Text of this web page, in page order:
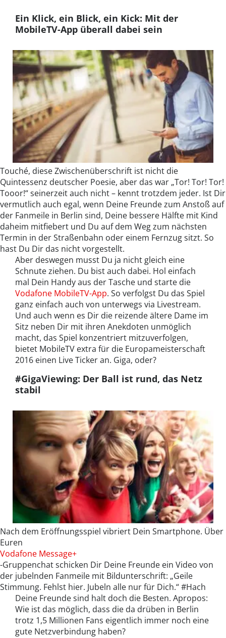
Ein Klick, ein Blick, ein Kick: Mit der
MobileTV-App überall dabei sein
Touché, diese Zwischenüberschrift ist nicht die
Quintessenz deutscher Poesie, aber das war „Tor! Tor! Tor!
Tooor!“ seinerzeit auch nicht – kennt trotzdem jeder. Ist Dir
vermutlich auch egal, wenn Deine Freunde zum Anstoß auf
der Fanmeile in Berlin sind, Deine bessere Hälfte mit Kind
daheim mitfiebert und Du auf dem Weg zum nächsten
Termin in der Straßenbahn oder einem Fernzug sitzt. So
hast Du Dir das nicht vorgestellt.
Aber deswegen musst Du ja nicht gleich eine
Schnute ziehen. Du bist auch dabei. Hol einfach
mal Dein Handy aus der Tasche und starte die
Vodafone MobileTV-App. So verfolgst Du das Spiel
ganz einfach auch von unterwegs via Livestream.
Und auch wenn es Dir die reizende ältere Dame im
Sitz neben Dir mit ihren Anekdoten unmöglich
macht, das Spiel konzentriert mitzuverfolgen,
bietet MobileTV extra für die Europameisterschaft
2016 einen Live Ticker an. Giga, oder?
#GigaViewing: Der Ball ist rund, das Netz
stabil
Nach dem Eröffnungsspiel vibriert Dein Smartphone. Über
Euren
Vodafone Message+
-Gruppenchat schicken Dir Deine Freunde ein Video von
der jubelnden Fanmeile mit Bildunterschrift: „Geile
Stimmung. Fehlst hier. Jubeln alle nur für Dich.“ #Hach
Deine Freunde sind halt doch die Besten. Apropos:
Wie ist das möglich, dass die da drüben in Berlin
trotz 1,5 Millionen Fans eigentlich immer noch eine
gute Netzverbindung haben?